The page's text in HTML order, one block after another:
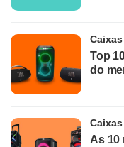
Top
do
As 10